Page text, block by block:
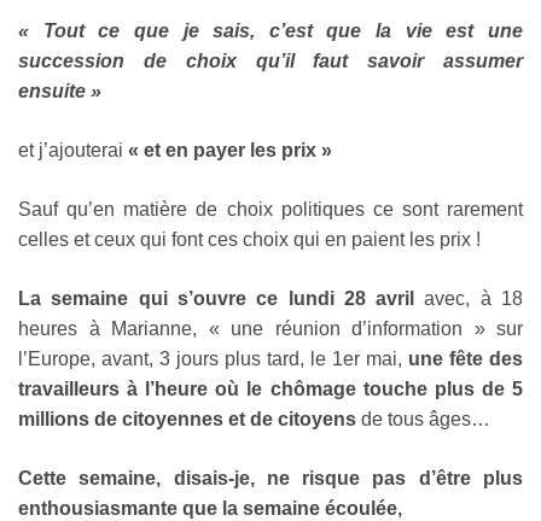
« Tout ce que je sais, c’est que la vie est une
succession de choix qu’il faut savoir assumer
ensuite »
et j’ajouterai « et en payer les prix »
Sauf qu’en matière de choix politiques ce sont rarement
celles et ceux qui font ces choix qui en paient les prix !
La semaine qui s’ouvre ce lundi 28 avril
avec, à 18
heures à Marianne, « une réunion d’information » sur
l’Europe, avant, 3 jours plus tard, le 1er mai, une fête des
travailleurs à l’heure où le chômage touche plus de 5
millions de citoyennes et de citoyens de tous âges…
Cette semaine, disais-je, ne risque pas d’être plus
enthousiasmante que la semaine écoulée,